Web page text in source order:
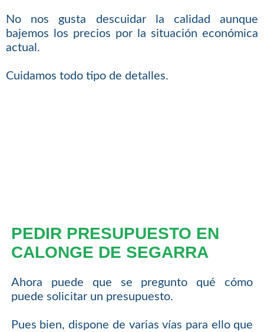
No nos gusta descuidar la calidad aunque
bajemos los precios por la situación económica
actual.
Cuidamos todo tipo de detalles.
PEDIR PRESUPUESTO EN
CALONGE DE SEGARRA
Ahora puede que se pregunto qué cómo
puede solicitar un presupuesto.
Pues bien, dispone de varias vías para ello que